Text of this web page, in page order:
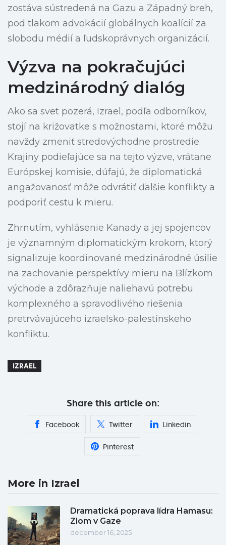
zostáva sústredená na Gazu a Západný breh,
pod tlakom advokácií globálnych koalícií za
slobodu médií a ľudskoprávnych organizácií.
Výzva na pokračujúci
medzinárodný dialóg
Ako sa svet pozerá, Izrael, podľa odborníkov,
stojí na križovatke s možnosťami, ktoré môžu
navždy zmeniť stredovýchodne prostredie.
Krajiny podieľajúce sa na tejto výzve, vrátane
Európskej komisie, dúfajú, že diplomatická
angažovanosť môže odvrátiť ďalšie konflikty a
podporiť cestu k mieru.
Zhrnutím, vyhlásenie Kanady a jej spojencov
je významným diplomatickým krokom, ktorý
signalizuje koordinované medzinárodné úsilie
na zachovanie perspektívy mieru na Blízkom
východe a zdôrazňuje naliehavú potrebu
komplexného a spravodlivého riešenia
pretrvávajúceho izraelsko-palestínskeho
konfliktu.
IZRAEL
Share this article on:
Facebook Twitter Linkedin
Pinterest
More in Izrael
Dramatická poprava lídra Hamasu:
Zlom v Gaze
december 16, 2025